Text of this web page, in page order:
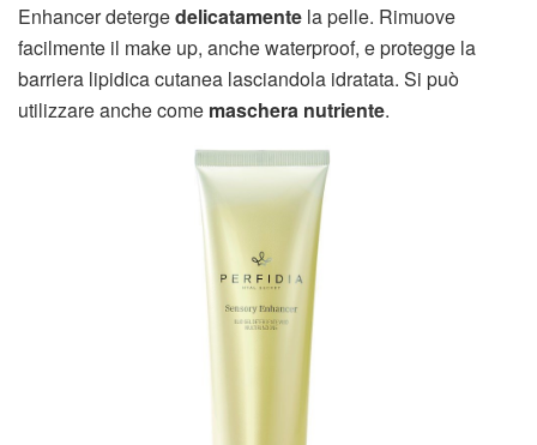
Enhancer detergedelicatamente la pelle. Rimuove
facilmente il make up, anche waterproof, e protegge la
barriera lipidica cutanea lasciandola idratata. Si può
utilizzare anche come maschera nutriente.